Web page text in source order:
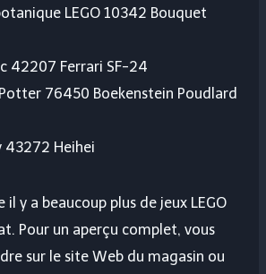
LEGO 10342 Bouquet
42207 Ferrari SF-24
76450 Boekenstein Poudlard
43272 Heihei
y a beaucoup plus de jeux LEGO
Pour un aperçu complet, vous
sur le site Web du magasin ou